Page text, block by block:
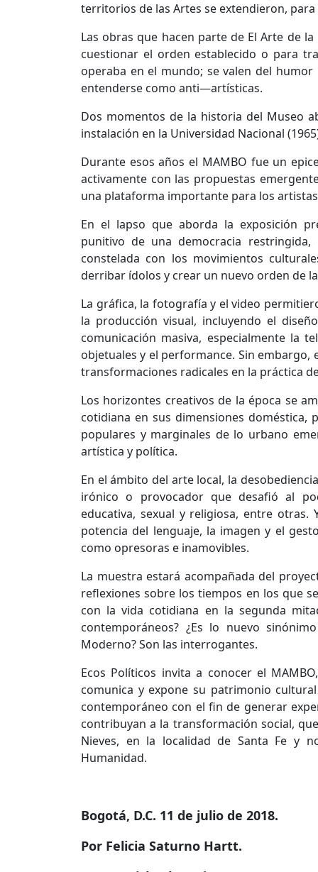
territorios de las Artes se extendieron,
Las obras que hacen parte de El Arte de
cuestionar el orden establecido o para
operaba en el mundo; se valen del humor
entenderse como anti—artísticas.
Dos momentos de la historia del Museo
instalación en la Universidad Nacional
Durante esos años el MAMBO fue un
activamente con las propuestas
una plataforma importante para los
En el lapso que aborda la exposición
punitivo de una democracia
constelada con los movimientos
derribar ídolos y crear un nuevo orden de
La gráfica, la fotografía y el video
la producción visual, incluyendo el
comunicación masiva, especialmente la
objetuales y el performance. Sin
transformaciones radicales en la práctica
Los horizontes creativos de la época se
cotidiana en sus dimensiones doméstica,
populares y marginales de lo urbano
artística y política.
En el ámbito del arte local, la
irónico o provocador que desafió al
educativa, sexual y religiosa, entre
potencia del lenguaje, la imagen y el
como opresoras e inamovibles.
La muestra estará acompañada del
reflexiones sobre los tiempos en los que
con la vida cotidiana en la segunda
contemporáneos? ¿Es lo nuevo
Moderno? Son las interrogantes.
Ecos Políticos invita a conocer el
comunica y expone su patrimonio
contemporáneo con el fin de generar
contribuyan a la transformación social,
Nieves, en la localidad de Santa Fe y
Humanidad.
Bogotá, D.C. 11 de julio de 2018.
Por Felicia Saturno Hartt.